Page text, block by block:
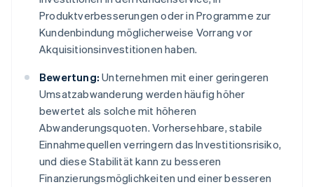
Produktverbesserungen oder in Programme zur
Kundenbindung möglicherweise Vorrang vor
Akquisitionsinvestitionen haben.
Bewertung: Unternehmen mit einer geringeren
Umsatzabwanderung werden häufig höher
bewertet als solche mit höheren
Abwanderungsquoten. Vorhersehbare, stabile
Einnahmequellen verringern das Investitionsrisiko,
und diese Stabilität kann zu besseren
Finanzierungsmöglichkeiten und einer besseren